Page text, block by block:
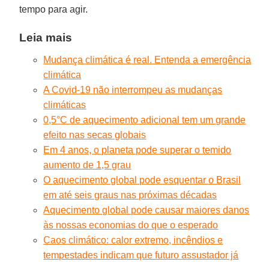
tempo para agir.
Leia mais
Mudança climática é real. Entenda a emergência
climática
A Covid-19 não interrompeu as mudanças
climáticas
0,5°C de aquecimento adicional tem um grande
efeito nas secas globais
Em 4 anos, o planeta pode superar o temido
aumento de 1,5 grau
O aquecimento global pode esquentar o Brasil
em até seis graus nas próximas décadas
Aquecimento global pode causar maiores danos
às nossas economias do que o esperado
Caos climático: calor extremo, incêndios e
tempestades indicam que futuro assustador já